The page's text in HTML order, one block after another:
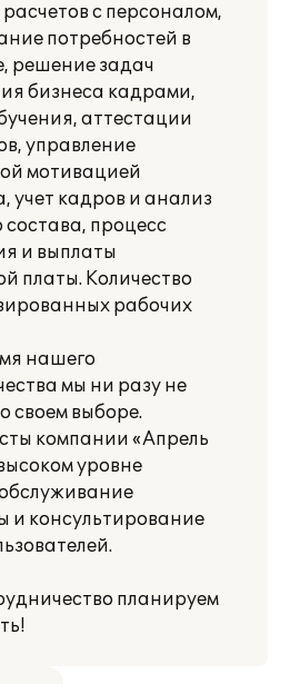
с персоналом,
потребностей в
решение задач
бизнеса кадрами,
аттестации
управление
мотивацией
учет кадров и анализ
состава, процесс
и выплаты
платы. Количество
рабочих
нашего
мы ни разу не
своем выборе.
компании «Апрель
уровне
и консультирование
планируем